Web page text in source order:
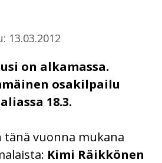
13.03.2012
on alkamassa.
osakilpailu
18.3.
tänä vuonna mukana
Kimi Räikkönen